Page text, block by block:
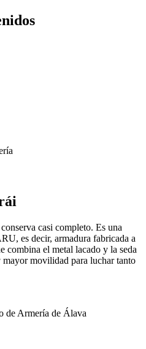
casi completo. Es una
es decir, armadura fabricada a
combina el metal lacado y la seda
movilidad para luchar tanto